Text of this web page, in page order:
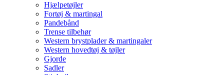
Hjælpetøjler
Fortøj & martingal
Pandebånd
Trense tilbehør
Western brystplader & martingaler
Western hovedtøj & tøjler
Gjorde
Sadler